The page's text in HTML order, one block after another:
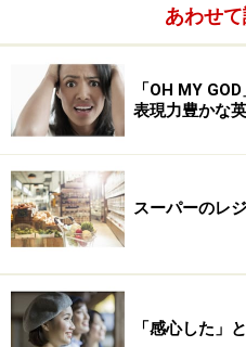
ボンネット
ボンベ
※記事内容は執筆時点のものです
い。
あわせ
「OH MY
表現力豊かな
スーパーのレ
「感心した」